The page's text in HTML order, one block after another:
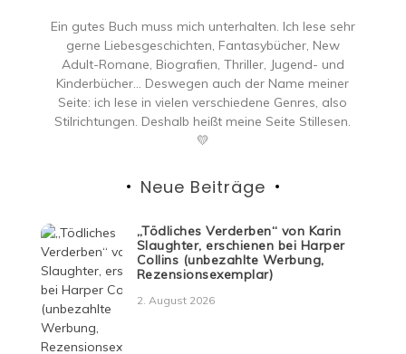
Ein gutes Buch muss mich unterhalten. Ich lese sehr
gerne Liebesgeschichten, Fantasybücher, New
Adult-Romane, Biografien, Thriller, Jugend- und
Kinderbücher… Deswegen auch der Name meiner
Seite: ich lese in vielen verschiedene Genres, also
Stilrichtungen. Deshalb heißt meine Seite Stillesen.
💛
Neue Beiträge
„Tödliches Verderben“ von Karin
Slaughter, erschienen bei Harper
Collins (unbezahlte Werbung,
Rezensionsexemplar)
2. August 2026